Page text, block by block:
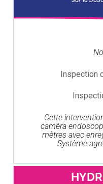
Inspection
Cette
caméra
mètres avec
Système